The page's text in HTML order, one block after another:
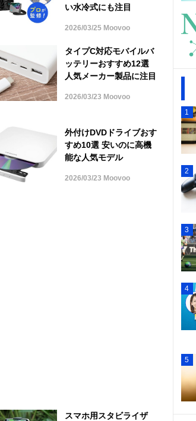
い水冷式にも注目
2026/03/25 Moovoo
タイプC対応モバイルバ
ッテリーおすすめ12選
人気メーカー製品に注目
2026/03/23 Moovoo
外付けDVDドライブおす
すめ10選 安いのに高機
能な人気モデル
2026/03/23 Moovoo
スマホ用スタビライザ
1
2
3
4
5